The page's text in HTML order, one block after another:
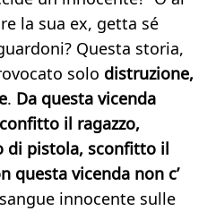
la sua ex, getta sé
Questa storia,
solo distruzione,
. Da questa vicenda
il ragazzo,
di pistola, sconfitto il
questa vicenda non c’
innocente sulle